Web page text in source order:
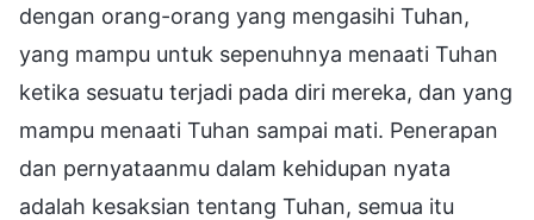
dengan orang-orang yang mengasihi Tuhan,
yang mampu untuk sepenuhnya menaati Tuhan
ketika sesuatu terjadi pada diri mereka, dan yang
mampu menaati Tuhan sampai mati. Penerapan
dan pernyataanmu dalam kehidupan nyata
adalah kesaksian tentang Tuhan, semua itu